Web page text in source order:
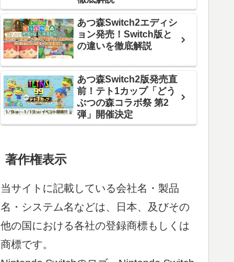
あつ森Switch2エディシ
ョン発売！Switch版と
の違いを徹底解説
あつ森Switch2版発売直
前！テト1カップ「どう
ぶつの森コラボ祭 第2
弾」開催決定
著作権表示
当サイトに記載している会社名・製品
名・システム名などは、日本、及びその
他の国における各社の登録商標もしくは
商標です。